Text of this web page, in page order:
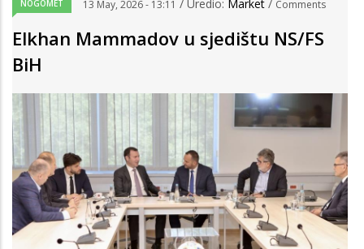
NOGOMET 13 May, 2026 - 13:11 / Uredio: Market / Comments
Elkhan Mammadov u sjedištu NS/FS
BiH